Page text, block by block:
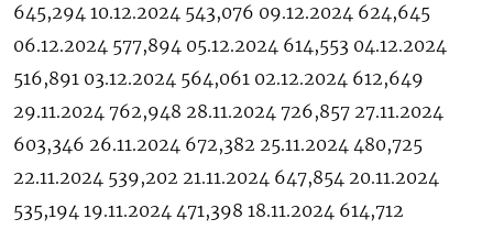
645,294 10.12.2024 543,076 09.12.2024 624,645
06.12.2024 577,894 05.12.2024 614,553 04.12.2024
516,891 03.12.2024 564,061 02.12.2024 612,649
29.11.2024 762,948 28.11.2024 726,857 27.11.2024
603,346 26.11.2024 672,382 25.11.2024 480,725
22.11.2024 539,202 21.11.2024 647,854 20.11.2024
535,194 19.11.2024 471,398 18.11.2024 614,712